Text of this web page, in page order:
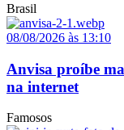
Brasil
08/08/2026 às 13:10
Anvisa proíbe
na internet
Famosos